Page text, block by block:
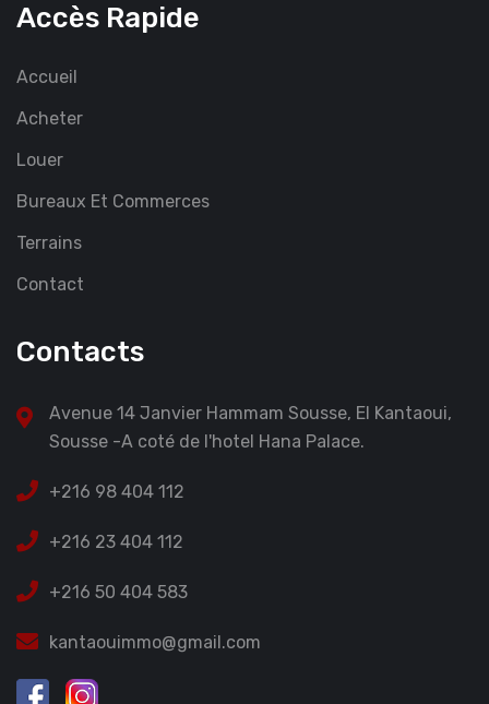
Accès Rapide
Accueil
Acheter
Louer
Bureaux Et Commerces
Terrains
Contact
Contacts
Avenue 14 Janvier Hammam Sousse, El Kantaoui,
Sousse -A coté de l'hotel Hana Palace.
+216 98 404 112
+216 23 404 112
+216 50 404 583
kantaouimmo@gmail.com